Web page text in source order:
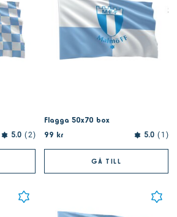
5.0 2
Flagga 50x70 box
99 kr
5.0 1
GÅ TILL